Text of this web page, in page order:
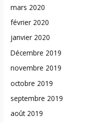
mars 2020
février 2020
janvier 2020
Décembre 2019
novembre 2019
octobre 2019
septembre 2019
août 2019